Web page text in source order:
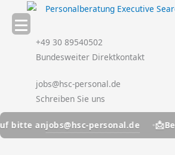
Inhalt
springen +49 30 89540502
Bundesweiter Direktkontakt
jobs@hsc-personal.de
Schreiben Sie uns
anjobs@hsc-personal.de 📩